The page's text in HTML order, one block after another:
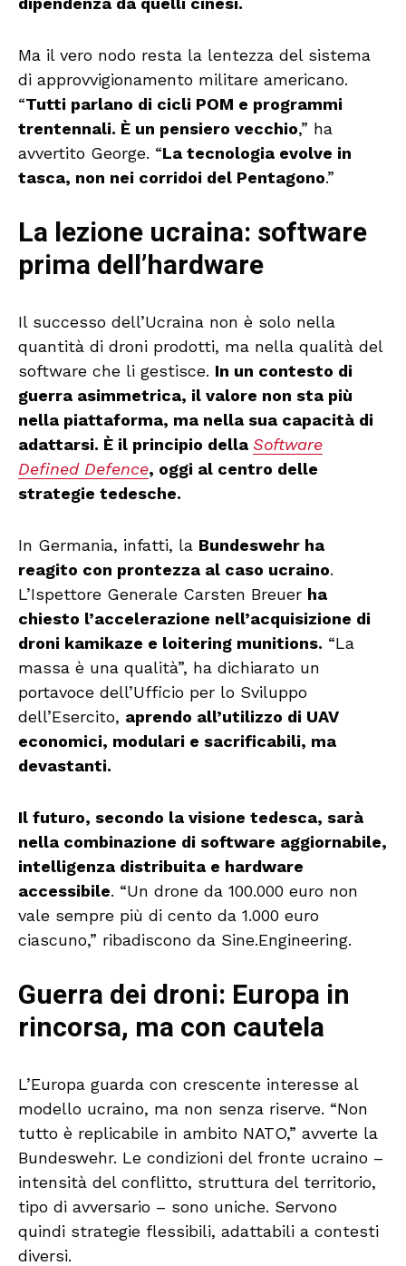
Ma il vero nodo resta la lentezza del sistema
di approvvigionamento militare americano.
“Tutti parlano di cicli POM e programmi
trentennali. È un pensiero vecchio,” ha
avvertito George. “La tecnologia evolve in
tasca, non nei corridoi del Pentagono.”
La lezione ucraina: software
prima dell’hardware
Il successo dell’Ucraina non è solo nella
quantità di droni prodotti, ma nella qualità del
software che li gestisce. In un contesto di
guerra asimmetrica, il valore non sta più
nella piattaforma, ma nella sua capacità di
adattarsi. È il principio della Software
Defined Defence, oggi al centro delle
strategie tedesche.
In Germania, infatti, la Bundeswehr ha
reagito con prontezza al caso ucraino.
L’Ispettore Generale Carsten Breuer ha
chiesto l’accelerazione nell’acquisizione di
droni kamikaze e loitering munitions. “La
massa è una qualità”, ha dichiarato un
portavoce dell’Ufficio per lo Sviluppo
dell’Esercito, aprendo all’utilizzo di UAV
economici, modulari e sacrificabili, ma
devastanti.
Il futuro, secondo la visione tedesca, sarà
nella combinazione di software aggiornabile,
intelligenza distribuita e hardware
accessibile. “Un drone da 100.000 euro non
vale sempre più di cento da 1.000 euro
ciascuno,” ribadiscono da Sine.Engineering.
Guerra dei droni: Europa in
rincorsa, ma con cautela
L’Europa guarda con crescente interesse al
modello ucraino, ma non senza riserve. “Non
tutto è replicabile in ambito NATO,” avverte la
Bundeswehr. Le condizioni del fronte ucraino –
intensità del conflitto, struttura del territorio,
tipo di avversario – sono uniche. Servono
quindi strategie flessibili, adattabili a contesti
diversi.